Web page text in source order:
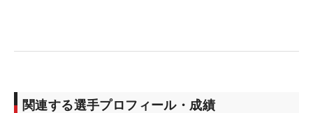
関連する選手プロフィール・成績